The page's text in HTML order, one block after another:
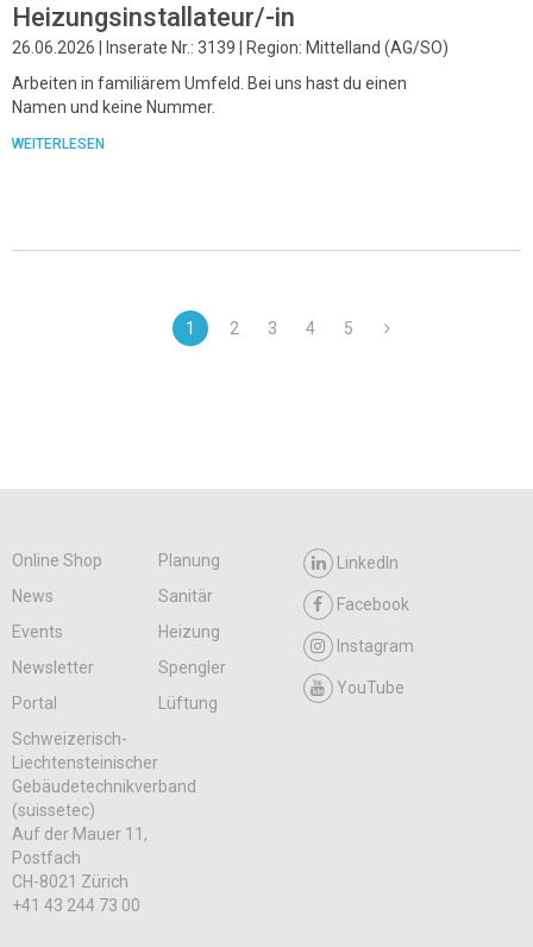
Heizungsinstallateur/-in
26.06.2026 | Inserate Nr.: 3139 | Region: Mittelland (AG/SO)
Arbeiten in familiärem Umfeld. Bei uns hast du einen
Namen und keine Nummer.
WEITERLESEN
1 2 3 4 5
Online Shop
Planung
News
Sanitär
Events
Heizung
Newsletter
Spengler
Portal
Lüftung
LinkedIn
Facebook
Instagram
YouTube
Schweizerisch-
Liechtensteinischer
Gebäudetechnikverband
(suissetec)
Auf der Mauer 11,
Postfach
CH-8021 Zürich
+41 43 244 73 00